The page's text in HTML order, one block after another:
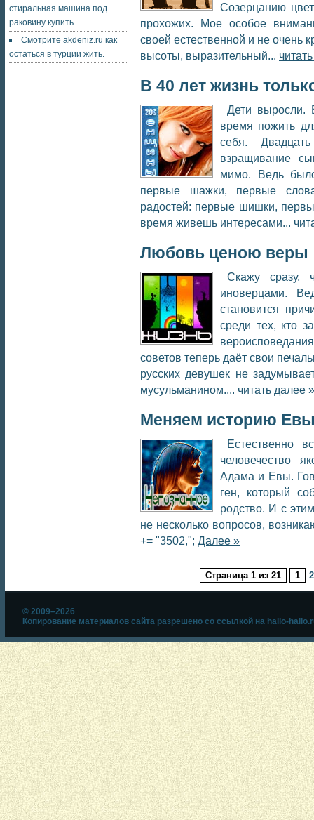
стиральная машина под
раковину купить.
Смотрите akdeniz.ru как
остаться в турции жить.
Созерцанию
прохожих. Мое особое
своей естественной и не очень
высоты, выразительный...
В 40 лет жизнь
Дети выросли.
время пожить
себя.
взращивание
мимо. Ведь
первые шажки, первые
радостей: первые шишки,
время живешь интересами...
Любовь ценою веры
Скажу сразу,
иноверцами.
становится
среди тех, кто
советов теперь даёт свои
русских девушек не
мусульманином.... читать далее »
Меняем историю
Естественно
человечество
Адама и Евы.
ген, который
родство. И с
не несколько вопросов,
+= "3502,"; Далее »
Страница 1 из 21 1
© 2009–2026
Копирование материалов сайта разрешено со ссылкой на hallo-